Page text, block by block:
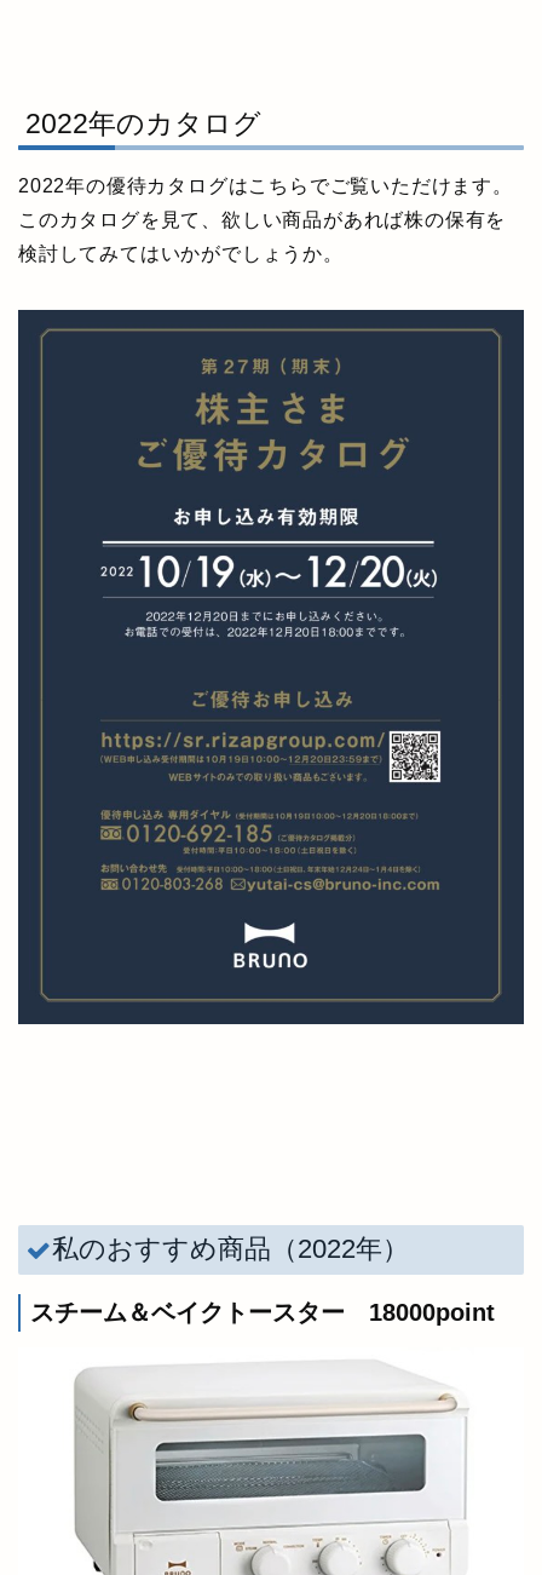
2022年のカタログ
2022年の優待カタログはこちらでご覧いただけます。
このカタログを見て、欲しい商品があれば株の保有を
検討してみてはいかがでしょうか。
私のおすすめ商品（2022年）
スチーム＆ベイクトースター 18000point